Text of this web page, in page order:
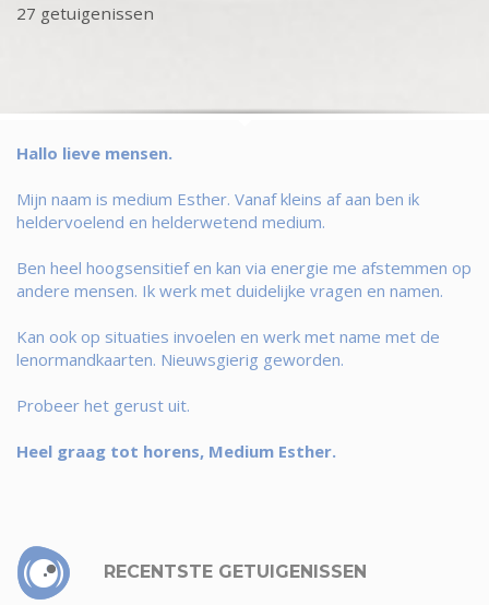
27 getuigenissen
Hallo lieve mensen.
Mijn naam is medium Esther. Vanaf kleins af aan ben ik
heldervoelend en helderwetend medium.
Ben heel hoogsensitief en kan via energie me afstemmen op
andere mensen. Ik werk met duidelijke vragen en namen.
Kan ook op situaties invoelen en werk met name met de
lenormandkaarten. Nieuwsgierig geworden.
Probeer het gerust uit.
Heel graag tot horens, Medium Esther.
RECENTSTE GETUIGENISSEN